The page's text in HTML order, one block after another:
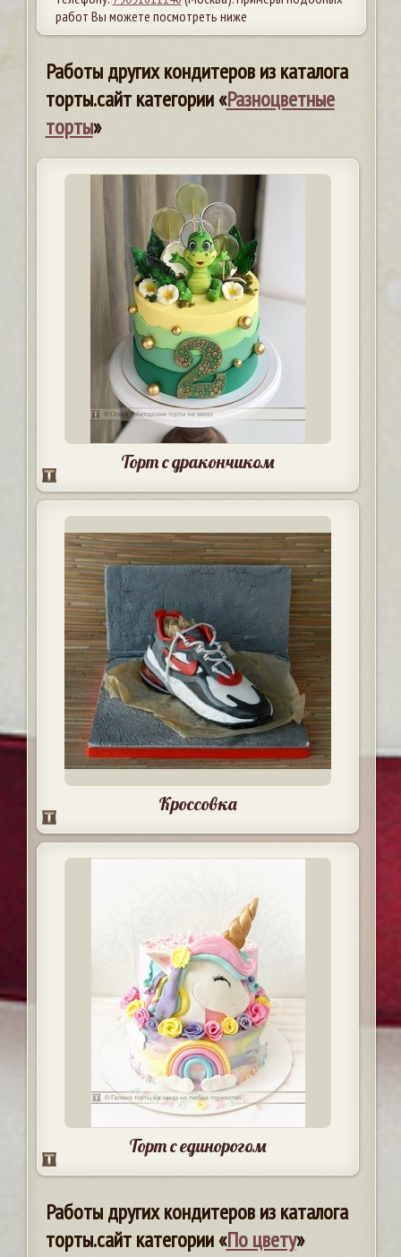
работ Вы можете посмотреть ниже
Работы других кондитеров из каталога
торты.сайт категории «Разноцветные
торты»
Торт с дракончиком
Кроссовка
Торт с единорогом
Работы других кондитеров из каталога
торты.сайт категории «По цвету»